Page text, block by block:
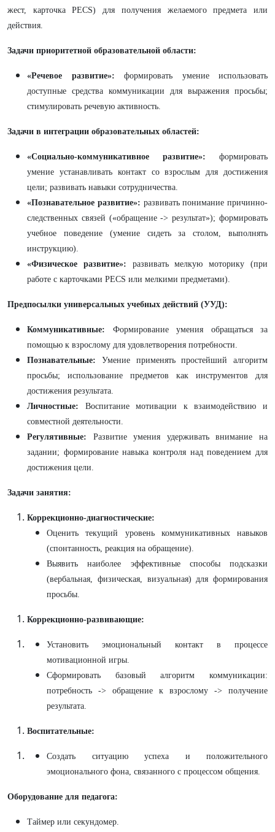
жест, карточка PECS) для получения желаемого предмета или
действия.
Задачи приоритетной образовательной области:
«Речевое развитие»: формировать умение использовать
доступные средства коммуникации для выражения просьбы;
стимулировать речевую активность.
Задачи в интеграции образовательных областей:
«Социально-коммуникативное развитие»: формировать
умение устанавливать контакт со взрослым для достижения
цели; развивать навыки сотрудничества.
«Познавательное развитие»: развивать понимание причинно-
следственных связей («обращение -> результат»); формировать
учебное поведение (умение сидеть за столом, выполнять
инструкцию).
«Физическое развитие»: развивать мелкую моторику (при
работе с карточками PECS или мелкими предметами).
Предпосылки универсальных учебных действий (УУД):
Коммуникативные: Формирование умения обращаться за
помощью к взрослому для удовлетворения потребности.
Познавательные: Умение применять простейший алгоритм
просьбы; использование предметов как инструментов для
достижения результата.
Личностные: Воспитание мотивации к взаимодействию и
совместной деятельности.
Регулятивные: Развитие умения удерживать внимание на
задании; формирование навыка контроля над поведением для
достижения цели.
Задачи занятия:
Коррекционно-диагностические:
Оценить текущий уровень коммуникативных навыков
(спонтанность, реакция на обращение).
Выявить наиболее эффективные способы подсказки
(вербальная, физическая, визуальная) для формирования
просьбы.
Коррекционно-развивающие:
Установить эмоциональный контакт в процессе
мотивационной игры.
Сформировать базовый алгоритм коммуникации:
потребность -> обращение к взрослому -> получение
результата.
Воспитательные:
Создать ситуацию успеха и положительного
эмоционального фона, связанного с процессом общения.
Оборудование для педагога:
Таймер или секундомер.